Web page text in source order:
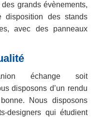
grands évènements,
disposition des stands
avec des panneaux
échange soit
disposons d’un rendu
Nous disposons
designers qui étudient